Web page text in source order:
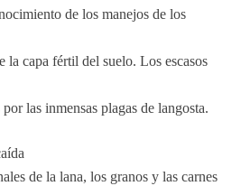
de los manejos de los
la capa fértil del suelo. Los escasos
las inmensas plagas de langosta.
de la lana, los granos y las carnes